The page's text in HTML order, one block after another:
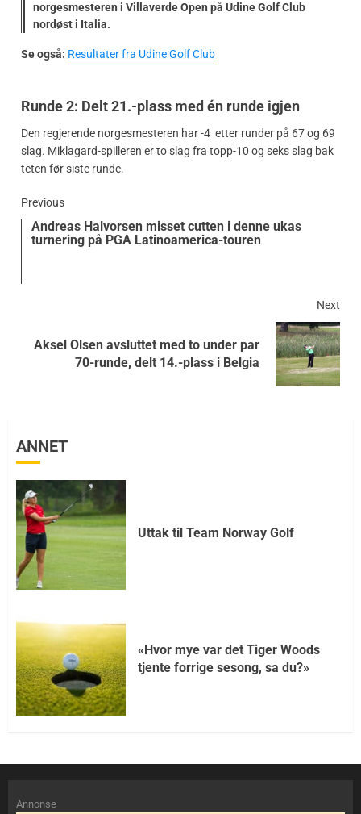
norgesmesteren i Villaverde Open på Udine Golf Club
nordøst i Italia.
Se også: Resultater fra Udine Golf Club
Runde 2: Delt 21.-plass med én runde igjen
Den regjerende norgesmesteren har -4 etter runder på 67 og 69
slag. Miklagard-spilleren er to slag fra topp-10 og seks slag bak
teten før siste runde.
Previous
Andreas Halvorsen misset cutten i denne ukas
turnering på PGA Latinoamerica-touren
Next
Aksel Olsen avsluttet med to under par
70-runde, delt 14.-plass i Belgia
ANNET
Uttak til Team Norway Golf
«Hvor mye var det Tiger Woods
tjente forrige sesong, sa du?»
Annonse